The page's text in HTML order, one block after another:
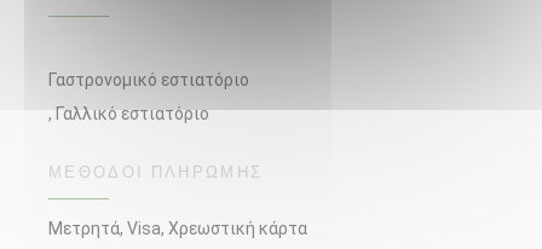
Γαστρονομικό εστιατόριο
, Γαλλικό εστιατόριο
ΜΈΘΟΔΟΙ ΠΛΗΡΩΜΉΣ
Μετρητά, Visa, Χρεωστική κάρτα